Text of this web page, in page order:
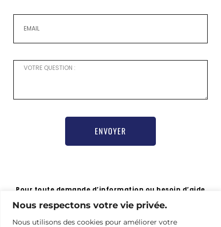
Nous respectons votre vie privée.
Nous utilisons des cookies pour améliorer votre
ENVOYER
Pour toute demande d’information ou besoin d’aide
pour vous inscrire,
merci de contacter notre chargée de communication
Nathalie Hamel bioprogsbr@gmail.com TEL : +33 6 23